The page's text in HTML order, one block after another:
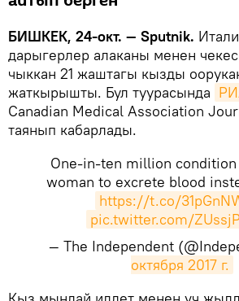
БИШКЕК, 24-окт. — Sputnik.
дарыгерлер алаканы менен
чыккан 21 жаштагы кызды
жаткырышты. Бул туурасында
Canadian Medical Association
таянып кабарлады.
One-in-ten million
woman to excrete blood
https://t.co/
pic.twitter.com/
— The Independent
октября 2017 г.